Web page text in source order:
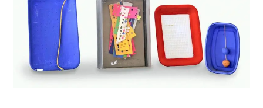
CONTACT